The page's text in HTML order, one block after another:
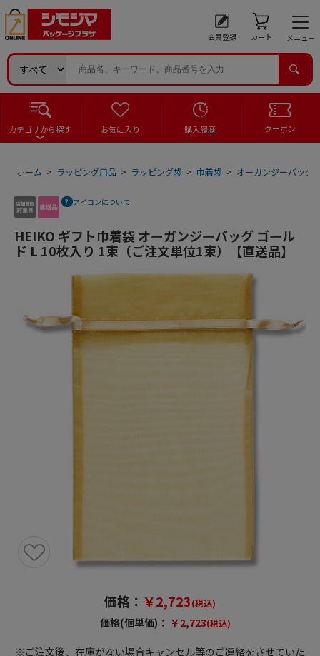
会員登録 カート メニュー
カテゴリから探す お気に入り 購入履歴 クーポン
ホーム > ラッピング用品 > ラッピング袋 > 巾着袋 > オーガンジーバッグ
アイコンについて
HEIKO ギフト巾着袋 オーガンジーバッグ ゴール
ド L 10枚入り 1束（ご注文単位1束）【直送品】
価格： ￥2,723(税込)
価格(個単価)： ￥2,723(税込)
※ご注文後、在庫がない場合キャンセル等のご連絡をさせていた